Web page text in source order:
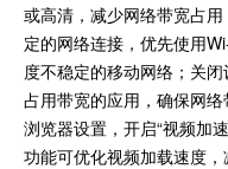
或高清，减少网络带宽占
定的网络连接，优先使用
度不稳定的移动网络；关
占用带宽的应用，确保网
浏览器设置，开启“视频加
功能可优化视频加载速度